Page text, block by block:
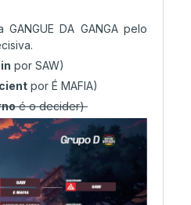
DA GANGA pelo
por SAW)
por É MAFIA)
é o decider)